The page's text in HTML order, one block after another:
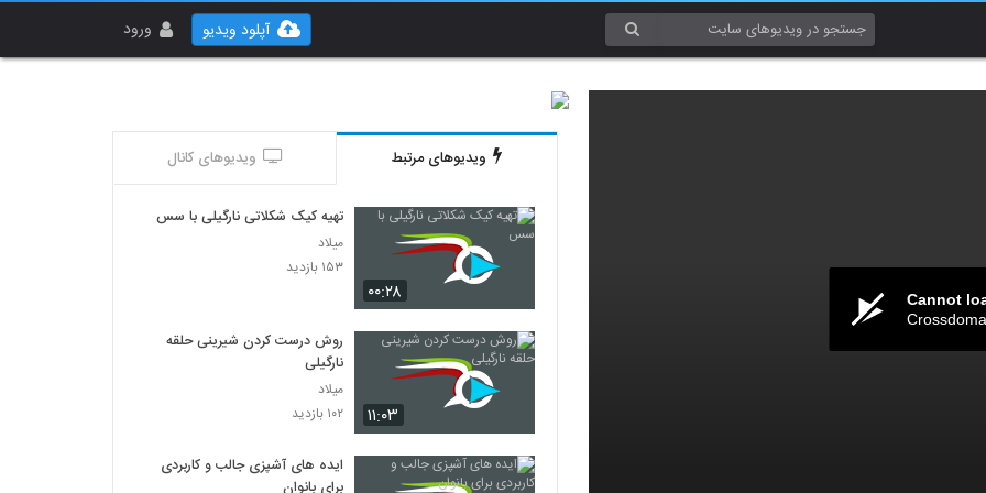
ورود آپلود ویدیو
Cannot
ویدیوهای مرتبط ویدیوهای کانال
۰۰:۲۸
تهیه کیک شکلاتی نارگیلی با سس
میلاد
۱۵۳ بازدید
۱۱:۰۳
روش درست کردن شیرینی حلقه
نارگیلی
میلاد
۱۰۲ بازدید
ایده های آشپزی جالب و کاربردی
برای بانوان